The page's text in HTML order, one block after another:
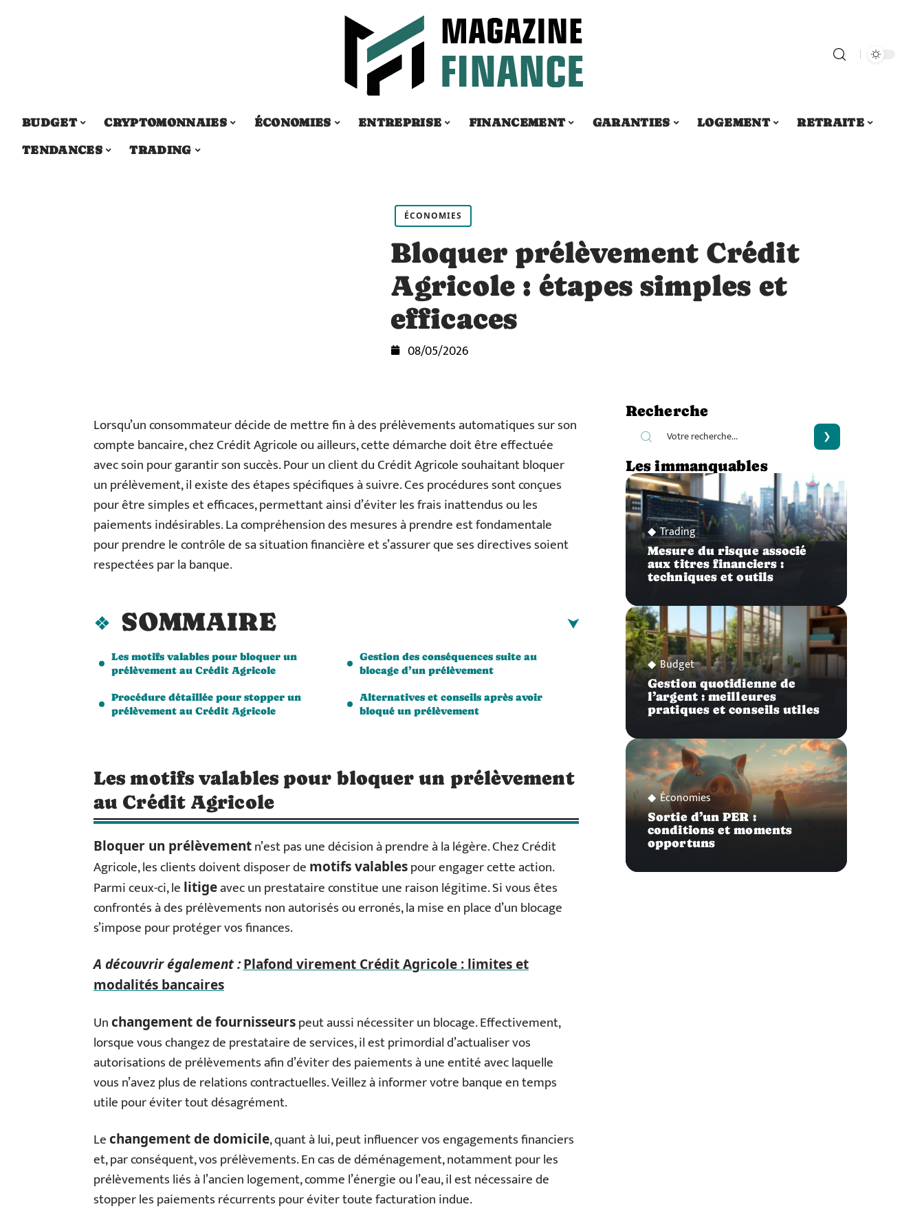
BUDGET CRYPTOMONNAIES ÉCONOMIES ENTREPRISE FINANCEMENT GARANTIES LOGEMENT
RETRAITE
TENDANCES
TRADING
ÉCONOMIES
Bloquer prélèvement Crédit
Agricole : étapes simples et
efficaces
08/05/2026
Lorsqu’un consommateur décide de mettre fin à des prélèvements automatiques sur son
compte bancaire, chez Crédit Agricole ou ailleurs, cette démarche doit être effectuée
avec soin pour garantir son succès. Pour un client du Crédit Agricole souhaitant bloquer
un prélèvement, il existe des étapes spécifiques à suivre. Ces procédures sont conçues
pour être simples et efficaces, permettant ainsi d’éviter les frais inattendus ou les
paiements indésirables. La compréhension des mesures à prendre est fondamentale
pour prendre le contrôle de sa situation financière et s’assurer que ses directives soient
respectées par la banque.
SOMMAIRE
Les motifs valables pour bloquer un
prélèvement au Crédit Agricole
Procédure détaillée pour stopper un
prélèvement au Crédit Agricole
Gestion des conséquences suite au
blocage d’un prélèvement
Alternatives et conseils après avoir
bloqué un prélèvement
Les motifs valables pour bloquer un prélèvement
au Crédit Agricole
Bloquer un prélèvementn’est pas une décision à prendre à la légère. Chez Crédit
Agricole, les clients doivent disposer de motifs valablespour engager cette action.
Parmi ceux-ci, le litigeavec un prestataire constitue une raison légitime. Si vous êtes
confrontés à des prélèvements non autorisés ou erronés, la mise en place d’un blocage
s’impose pour protéger vos finances.
A découvrir également :Plafond virement Crédit Agricole : limites et
modalités bancaires
Unchangement de fournisseurspeut aussi nécessiter un blocage. Effectivement,
lorsque vous changez de prestataire de services, il est primordial d’actualiser vos
autorisations de prélèvements afin d’éviter des paiements à une entité avec laquelle
vous n’avez plus de relations contractuelles. Veillez à informer votre banque en temps
utile pour éviter tout désagrément.
Lechangement de domicile, quant à lui, peut influencer vos engagements financiers
et, par conséquent, vos prélèvements. En cas de déménagement, notamment pour les
prélèvements liés à l’ancien logement, comme l’énergie ou l’eau, il est nécessaire de
stopper les paiements récurrents pour éviter toute facturation indue.
Recherche
Les immanquables
Trading
Mesure du risque associé
aux titres financiers :
techniques et outils
Budget
Gestion quotidienne de
l’argent : meilleures
pratiques et conseils utiles
Économies
Sortie d’un PER :
conditions et moments
opportuns